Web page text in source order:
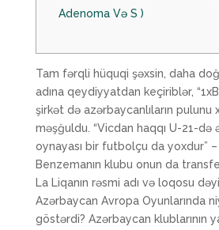
Adenoma Və S )
Tam fərqli hüquqi şəxsin, daha
adına qeydiyyatdan keçiriblər,
şirkət də azərbaycanlıların pulunu
məşğuldu. “Vicdan haqqı U-21-də
oynayası bir futbolçu da yoxdur”
Benzemanın klubu onun da
La Liqanın rəsmi adı və loqosu
Azərbaycan Avropa Oyunlarında
göstərdi? Azərbaycan klublarının